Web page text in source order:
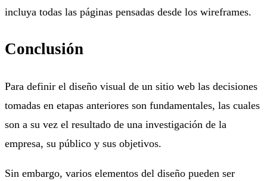
incluya todas las páginas pensadas desde los wireframes.
Conclusión
Para definir el diseño visual de un sitio web las decisiones
tomadas en etapas anteriores son fundamentales, las cuales
son a su vez el resultado de una investigación de la
empresa, su público y sus objetivos.
Sin embargo, varios elementos del diseño pueden ser